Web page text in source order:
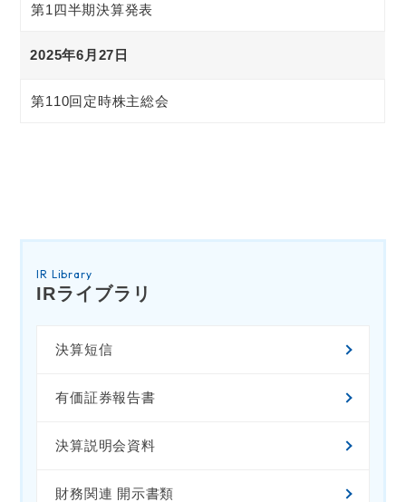
第1四半期決算発表
2025年6月27日
第110回定時株主総会
IR Library
IRライブラリ
決算短信
有価証券報告書
決算説明会資料
財務関連 開示書類